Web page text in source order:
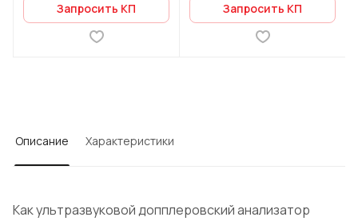
корпусе «моноблок»
Запросить КП
корпусе «моноблок»
Запросить КП
Описание Характеристики
Как ультразвуковой допплеровский анализатор